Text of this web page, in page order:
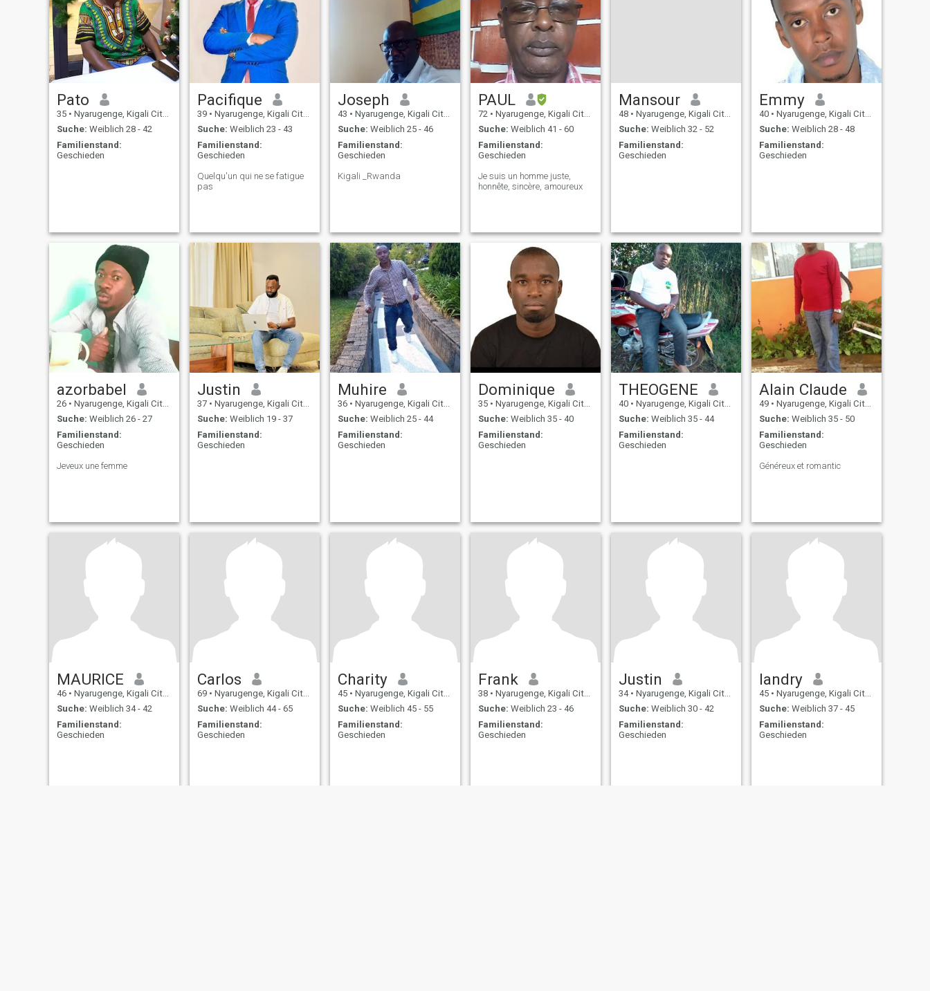
Pato
35 • Nyarugenge, Kigali City, Ruanda
Suche: Weiblich 28 - 42
Familienstand:
Geschieden
Pacifique
39 • Nyarugenge, Kigali City, Ruanda
Suche: Weiblich 23 - 43
Familienstand:
Geschieden
Quelqu'un qui ne se fatigue
pas
Joseph
43 • Nyarugenge, Kigali City, Ruanda
Suche: Weiblich 25 - 46
Familienstand:
Geschieden
Kigali _Rwanda
PAUL
72 • Nyarugenge, Kigali City, Ruanda
Suche: Weiblich 41 - 60
Familienstand:
Geschieden
Je suis un homme juste,
honnête, sincère, amoureux
Mansour
48 • Nyarugenge, Kigali City, Ruanda
Suche: Weiblich 32 - 52
Familienstand:
Geschieden
Emmy
40 • Nyarugenge, Kigali City, Ruanda
Suche: Weiblich 28 - 48
Familienstand:
Geschieden
azorbabel
26 • Nyarugenge, Kigali City, Ruanda
Suche: Weiblich 26 - 27
Familienstand:
Geschieden
Jeveux une femme
Justin
37 • Nyarugenge, Kigali City, Ruanda
Suche: Weiblich 19 - 37
Familienstand:
Geschieden
Muhire
36 • Nyarugenge, Kigali City, Ruanda
Suche: Weiblich 25 - 44
Familienstand:
Geschieden
Dominique
35 • Nyarugenge, Kigali City, Ruanda
Suche: Weiblich 35 - 40
Familienstand:
Geschieden
THEOGENE
40 • Nyarugenge, Kigali City, Ruanda
Suche: Weiblich 35 - 44
Familienstand:
Geschieden
Alain Claude
49 • Nyarugenge, Kigali City, Ruanda
Suche: Weiblich 35 - 50
Familienstand:
Geschieden
Généreux et romantic
MAURICE
46 • Nyarugenge, Kigali City, Ruanda
Suche: Weiblich 34 - 42
Familienstand:
Geschieden
Carlos
69 • Nyarugenge, Kigali City, Ruanda
Suche: Weiblich 44 - 65
Familienstand:
Geschieden
Charity
45 • Nyarugenge, Kigali City, Ruanda
Suche: Weiblich 45 - 55
Familienstand:
Geschieden
Frank
38 • Nyarugenge, Kigali City, Ruanda
Suche: Weiblich 23 - 46
Familienstand:
Geschieden
Justin
34 • Nyarugenge, Kigali City, Ruanda
Suche: Weiblich 30 - 42
Familienstand:
Geschieden
landry
45 • Nyarugenge, Kigali City, Ruanda
Suche: Weiblich 37 - 45
Familienstand:
Geschieden